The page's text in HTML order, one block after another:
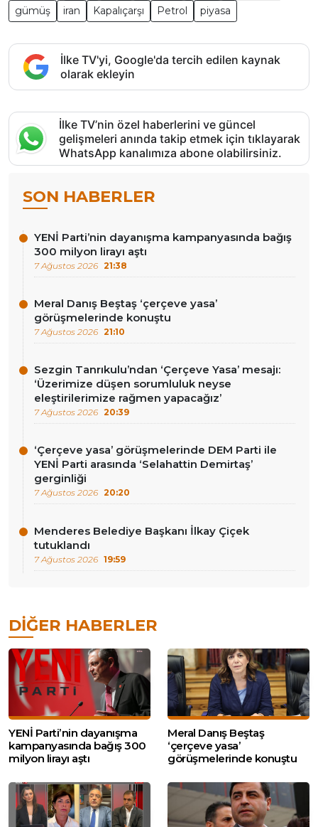
gümüş
iran Kapalıçarşı Petrol piyasa
İlke TV'yi, Google'da tercih edilen kaynak
olarak ekleyin
İlke TV’nin özel haberlerini ve güncel
gelişmeleri anında takip etmek için tıklayarak
WhatsApp kanalımıza abone olabilirsiniz.
SON HABERLER
YENİ Parti’nin dayanışma kampanyasında bağış
300 milyon lirayı aştı
7 Ağustos 2026 21:38
Meral Danış Beştaş ‘çerçeve yasa’
görüşmelerinde konuştu
7 Ağustos 2026 21:10
Sezgin Tanrıkulu’ndan ‘Çerçeve Yasa’ mesajı:
‘Üzerimize düşen sorumluluk neyse
eleştirilerimize rağmen yapacağız’
7 Ağustos 2026 20:39
‘Çerçeve yasa’ görüşmelerinde DEM Parti ile
YENİ Parti arasında ‘Selahattin Demirtaş’
gerginliği
7 Ağustos 2026 20:20
Menderes Belediye Başkanı İlkay Çiçek
tutuklandı
7 Ağustos 2026 19:59
DIĞER HABERLER
YENİ Parti’nin dayanışma
kampanyasında bağış 300
milyon lirayı aştı
Meral Danış Beştaş
‘çerçeve yasa’
görüşmelerinde konuştu